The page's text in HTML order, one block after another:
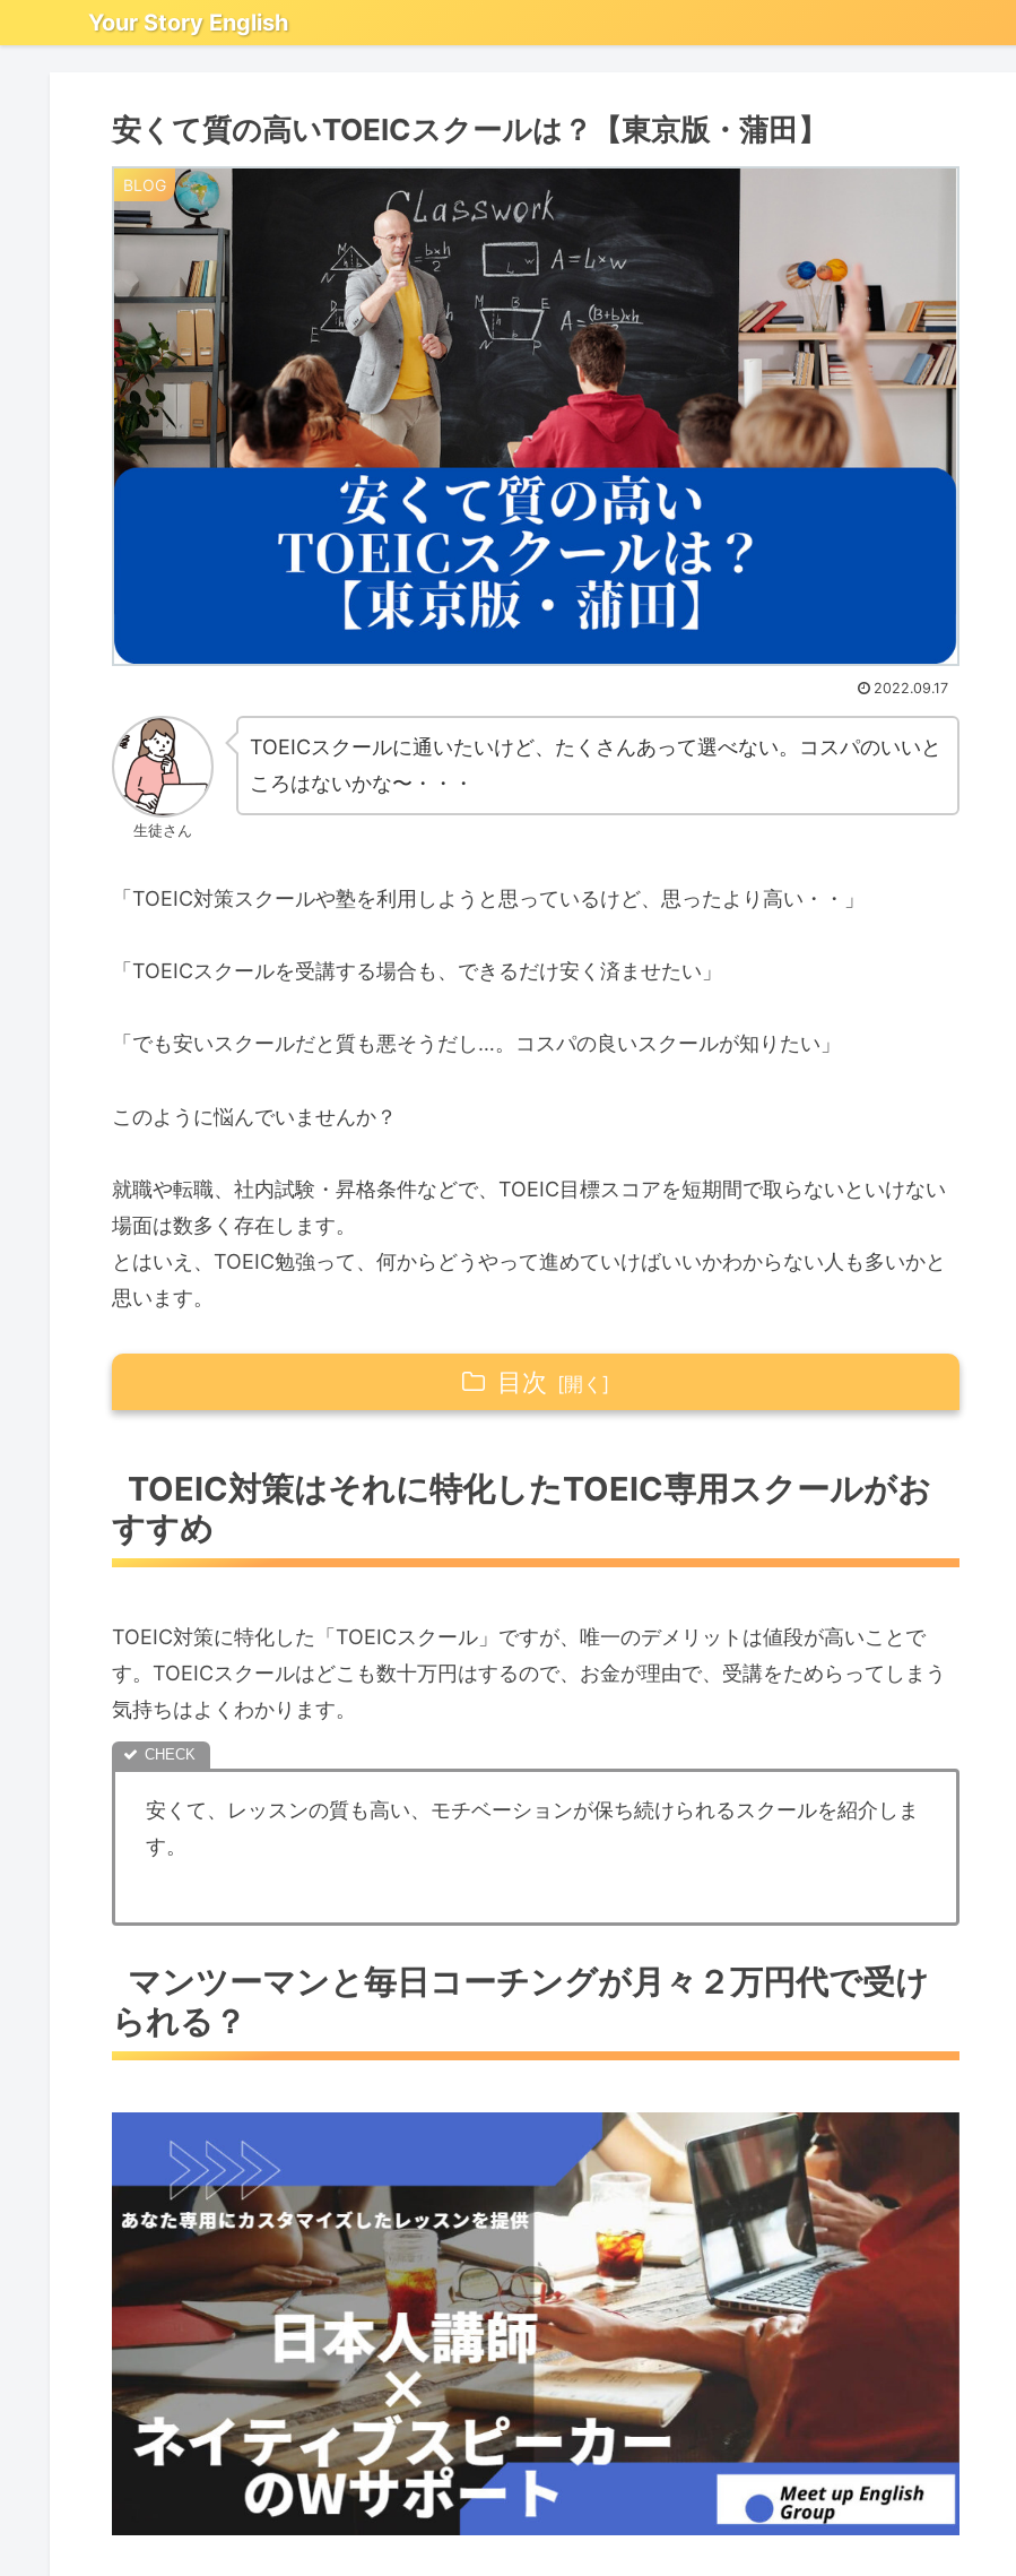
Your Story English
安くて質の高いTOEICスクールは？【東京版・蒲田】
BLOG
2022.09.17
生徒さん
TOEICスクールに通いたいけど、たくさんあって選べない。コスパのいいと
ころはないかな〜・・・
「TOEIC対策スクールや塾を利用しようと思っているけど、思ったより高い・・」
「TOEICスクールを受講する場合も、できるだけ安く済ませたい」
「でも安いスクールだと質も悪そうだし…。コスパの良いスクールが知りたい」
このように悩んでいませんか？
就職や転職、社内試験・昇格条件などで、TOEIC目標スコアを短期間で取らないといけない
場面は数多く存在します。
とはいえ、TOEIC勉強って、何からどうやって進めていけばいいかわからない人も多いかと
思います。
目次
マンツーマンと毎日コーチングが月々２万円代で受けられる？
レッスンコースは２種類！
ンラインも。
TOEICコーチングの様子
大手TOEICスクールとの料金比較・安くレッスンを提供できる仕組みがあります。
講師は、ネイティブ・プロの日本人講師選べます。
TOEIC対策はそれに特化したTOEIC専用スクールがお
すすめ
TOEIC対策に特化した「TOEICスクール」ですが、唯一のデメリットは値段が高いことで
す。TOEICスクールはどこも数十万円はするので、お金が理由で、受講をためらってしまう
気持ちはよくわかります。
安くて、レッスンの質も高い、モチベーションが保ち続けられるスクールを紹介しま
す。
マンツーマンと毎日コーチングが月々２万円代で受け
られる？